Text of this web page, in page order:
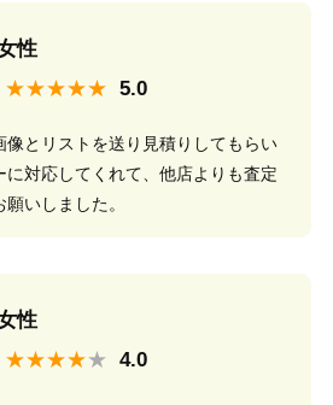
性
★★★★★
像とリストを送り見積りしてもらい
に対応してくれて、他店よりも査定
いしました。
性
★★★★